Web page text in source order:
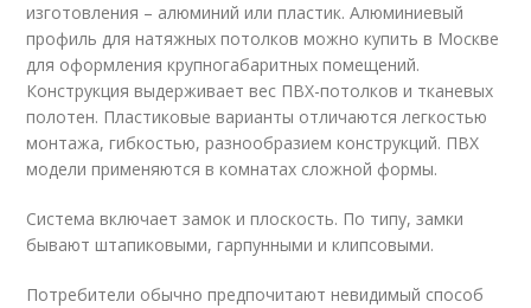
изготовления – алюминий или пластик. Алюминиевый
профиль для натяжных потолков можно купить в Москве
для оформления крупногабаритных помещений.
Конструкция выдерживает вес ПВХ-потолков и тканевых
полотен. Пластиковые варианты отличаются легкостью
монтажа, гибкостью, разнообразием конструкций. ПВХ
модели применяются в комнатах сложной формы.
Система включает замок и плоскость. По типу, замки
бывают штапиковыми, гарпунными и клипсовыми.
Потребители обычно предпочитают невидимый способ